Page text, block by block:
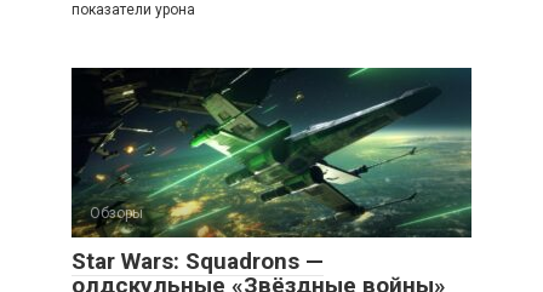
показатели урона
Обзоры
Star Wars: Squadrons —
олдскульные «Звёздные войны»